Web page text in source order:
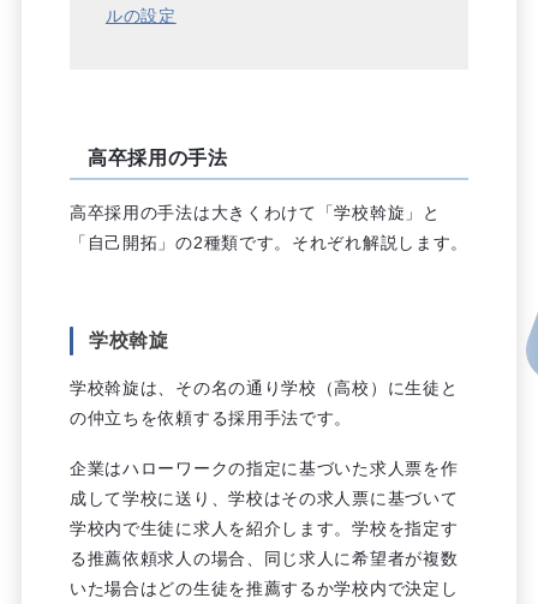
ルの設定
高卒採用の手法
高卒採用の手法は大きくわけて「学校斡旋」と
「自己開拓」の2種類です。それぞれ解説します。
学校斡旋
学校斡旋は、その名の通り学校（高校）に生徒と
の仲立ちを依頼する採用手法です。
企業はハローワークの指定に基づいた求人票を作
成して学校に送り、学校はその求人票に基づいて
学校内で生徒に求人を紹介します。学校を指定す
る推薦依頼求人の場合、同じ求人に希望者が複数
いた場合はどの生徒を推薦するか学校内で決定し